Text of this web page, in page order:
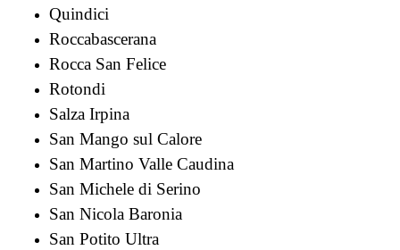
Quindici
Roccabascerana
Rocca San Felice
Rotondi
Salza Irpina
San Mango sul Calore
San Martino Valle Caudina
San Michele di Serino
San Nicola Baronia
San Potito Ultra